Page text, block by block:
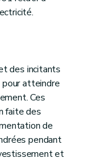
des incitants
atteindre
Ces
faite des
de
pendant
et